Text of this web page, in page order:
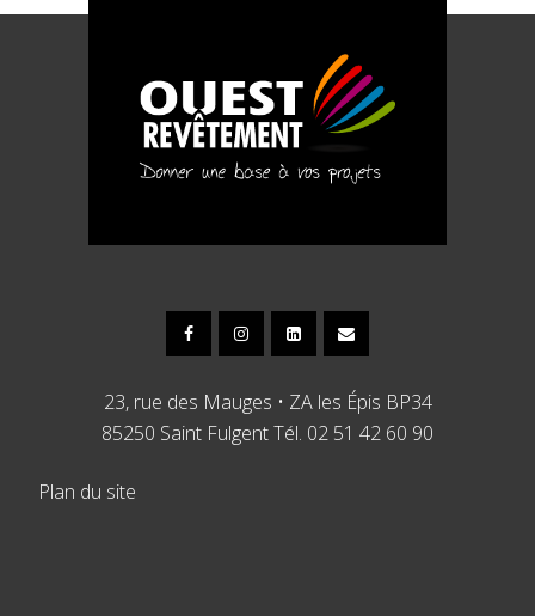
23, rue des Mauges • ZA les Épis BP34
85250 Saint Fulgent Tél. 02 51 42 60 90
Plan du site